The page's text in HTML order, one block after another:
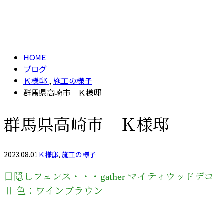
HOME
ブログ
Ｋ様邸 ,施工の様子
群馬県高崎市 Ｋ様邸
群馬県高崎市 Ｋ様邸
2023.08.01 Ｋ様邸, 施工の様子
目隠しフェンス・・・gather マイティウッドデコ
Ⅱ 色：ワインブラウン